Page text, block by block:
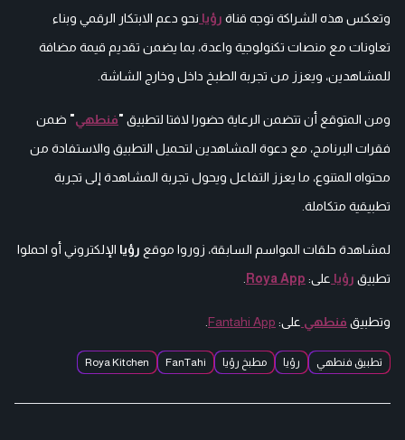
وتعكس هذه الشراكة توجه قناة رؤيا نحو دعم الابتكار الرقمي وبناء
تعاونات مع منصات تكنولوجية واعدة، بما يضمن تقديم قيمة مضافة
للمشاهدين، ويعزز من تجربة الطبخ داخل وخارج الشاشة.
ومن المتوقع أن تتضمن الرعاية حضورا لافتا لتطبيق "فنطهي" ضمن
فقرات البرنامج، مع دعوة المشاهدين لتحميل التطبيق والاستفادة من
محتواه المتنوع، ما يعزز التفاعل ويحول تجربة المشاهدة إلى تجربة
تطبيقية متكاملة.
لمشاهدة حلقات المواسم السابقة، زوروا موقع رؤيا الإلكتروني أو احملوا
تطبيق رؤيا على: Roya App
وتطبيق فنطهي على: Fantahi App
تطبيق فنطهي رؤيا مطبخ رؤيا FanTahi
Roya Kitchen